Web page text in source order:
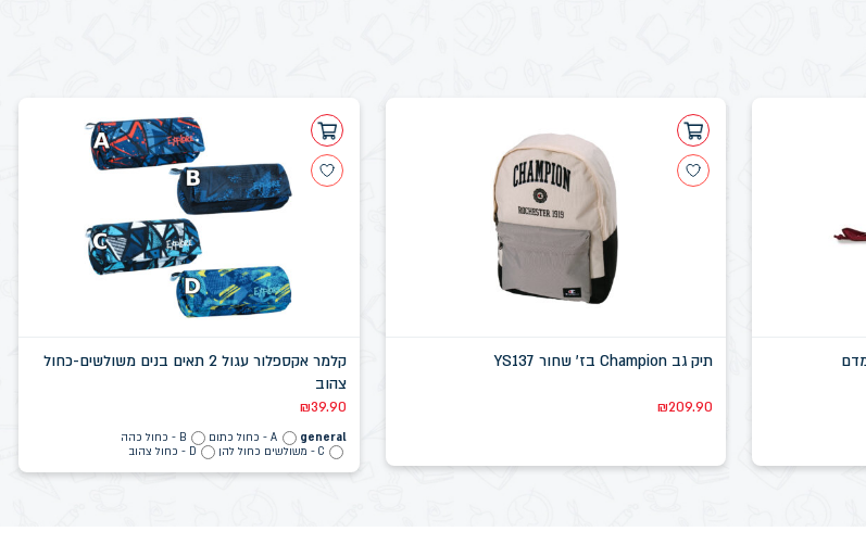
תיק גב Champion בז' שחור YS137
₪209.90
קלמר אקספלור עגול 2 תאים בנים משולשים-כחול
צהוב
₪39.90
general A - כחול כתום
B - כחול כהה
C - משולשים כחול להן
D - כחול צהוב